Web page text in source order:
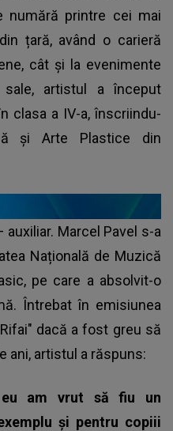
numără printre cei mai
țară, având o carieră
cât și la evenimente
sale, artistul a început
clasa a IV-a, înscriindu-
şi Arte Plastice din
auxiliar. Marcel Pavel s-a
Națională de Muzică
pe care a absolvit-o
Întrebat în emisiunea
dacă a fost greu să
ani, artistul a răspuns:
am vrut să fiu un
și pentru copiii